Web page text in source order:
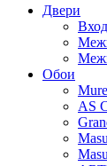
Двери
Обои
AS